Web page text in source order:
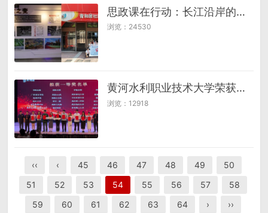
思政课在行动：长江沿岸的青春足迹与爱国传承
浏览：24530
黄河水利职业技术大学荣获全国大学生电子商务实战赛一等奖
浏览：12918
‹‹ ‹ 45 46 47 48 49
50
51
52 53 54 55 56 57
58
59
60 61 62 63 64 › ››